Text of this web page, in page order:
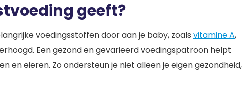
geeft?
voedingsstoffen door aan je baby, zoals vitamine A,
Een gezond en gevarieerd voedingspatroon helpt
en eieren. Zo ondersteun je niet alleen je eigen gezondheid,